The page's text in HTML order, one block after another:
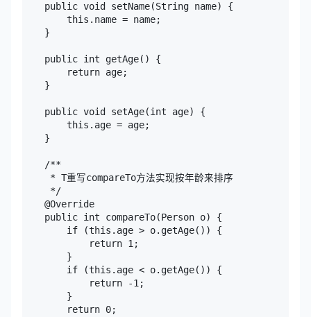
    public void setName(String name) {
        this.name = name;
    }
    public int getAge() {
        return age;
    }
    public void setAge(int age) {
        this.age = age;
    }
    /**
     * T重写compareTo方法实现按年龄来排序
     */
    @Override
    public int compareTo(Person o) {
        if (this.age > o.getAge()) {
            return 1;
        }
        if (this.age < o.getAge()) {
            return -1;
        }
        return 0;